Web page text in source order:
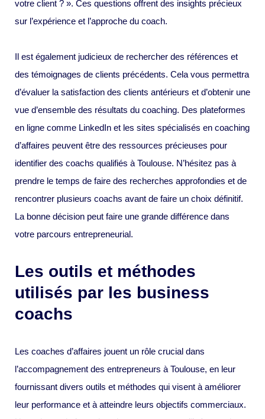
votre client ? ». Ces questions offrent des insights précieux
sur l’expérience et l’approche du coach.
Il est également judicieux de rechercher des références et
des témoignages de clients précédents. Cela vous permettra
d’évaluer la satisfaction des clients antérieurs et d’obtenir une
vue d’ensemble des résultats du coaching. Des plateformes
en ligne comme LinkedIn et les sites spécialisés en coaching
d’affaires peuvent être des ressources précieuses pour
identifier des coachs qualifiés à Toulouse. N’hésitez pas à
prendre le temps de faire des recherches approfondies et de
rencontrer plusieurs coachs avant de faire un choix définitif.
La bonne décision peut faire une grande différence dans
votre parcours entrepreneurial.
Les outils et méthodes
utilisés par les business
coachs
Les coaches d’affaires jouent un rôle crucial dans
l’accompagnement des entrepreneurs à Toulouse, en leur
fournissant divers outils et méthodes qui visent à améliorer
leur performance et à atteindre leurs objectifs commerciaux.